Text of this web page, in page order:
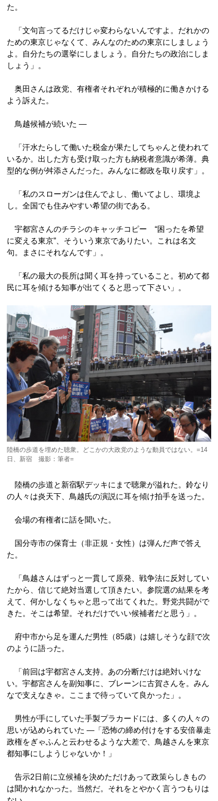
た。
「文句言ってるだけじゃ変わらないんですよ。だれかの
ための東京じゃなくて、みんなのための東京にしましょう
よ。自分たちの選挙にしましょう。自分たちの政治にしま
しょう」。
奥田さんは政党、有権者それぞれが積極的に働きかける
よう訴えた。
鳥越候補が続いた ―
「汗水たらして働いた税金が果たしてちゃんと使われて
いるか。出した方も受け取った方も納税者意識が希薄。典
型的な例が舛添さんだった。みんなに都政を取り戻す」。
「私のスローガンは住んでよし、働いてよし、環境よ
し。全国でも住みやすい希望の街である。
宇都宮さんのチラシのキャッチコピー “困ったを希望
に変える東京”、そういう東京でありたい。これは名文
句。まさにそれなんです」。
「私の最大の長所は聞く耳を持っていること。初めて都
民に耳を傾ける知事が出てくると思って下さい」。
陸橋の歩道を埋めた聴衆。どこかの大政党のような動員ではない。=14
日、新宿 撮影：筆者=
陸橋の歩道と新宿駅デッキにまで聴衆が溢れた。鈴なり
の人々は炎天下、鳥越氏の演説に耳を傾け拍手を送った。
会場の有権者に話を聞いた。
国分寺市の保育士（非正規・女性）は弾んだ声で答え
た。
「鳥越さんはずっと一貫して原発、戦争法に反対してい
たから、信じて絶対当選して頂きたい。参院選の結果を考
えて、何かしなくちゃと思って出てくれた。野党共闘がで
きた。そこは希望。それだけでいい候補者だと思う」。
府中市から足を運んだ男性（85歳）は嬉しそうな顔で次
のように語った。
「前回は宇都宮さん支持。あの分断だけは絶対いけな
い。宇都宮さんを副知事に、ブレーンに古賀さんを。みん
なで支えなきゃ。ここまで待っていて良かった」。
男性が手にしていた手製プラカードには、多くの人々の
思いが込められていた ―「恐怖の締め付けをする安倍暴走
政権をぎゃふんと云わせるような大差で、鳥越さんを東京
都知事にしようじゃないか！」
告示2日前に立候補を決めただけあって政策らしきもの
は聞かれなかった。当然だ。それをとやかく言うつもりは